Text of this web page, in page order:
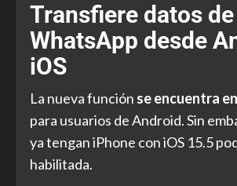
Transfiere datos de
WhatsApp desde
iOS
La nueva función se encuentra
para usuarios de Android. Sin
ya tengan iPhone con iOS 15.5
habilitada.